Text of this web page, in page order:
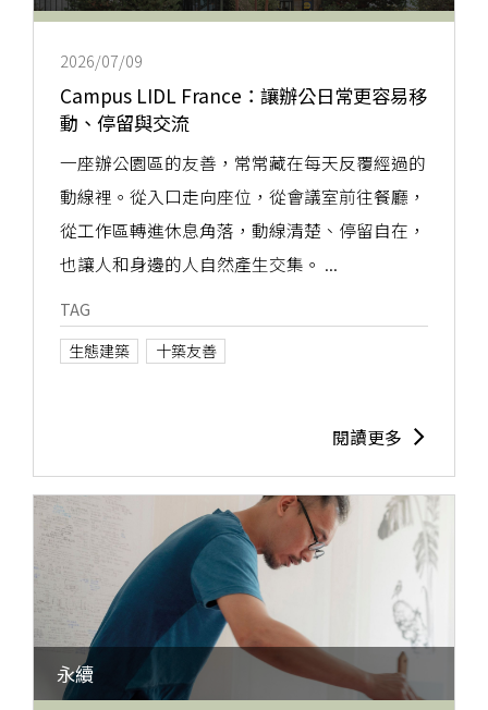
2026/07/09
Campus LIDL France：讓辦公日常更容易移
動、停留與交流
一座辦公園區的友善，常常藏在每天反覆經過的
動線裡。從入口走向座位，從會議室前往餐廳，
從工作區轉進休息角落，動線清楚、停留自在，
也讓人和身邊的人自然產生交集。 ...
TAG
生態建築
十築友善
閱讀更多
永續